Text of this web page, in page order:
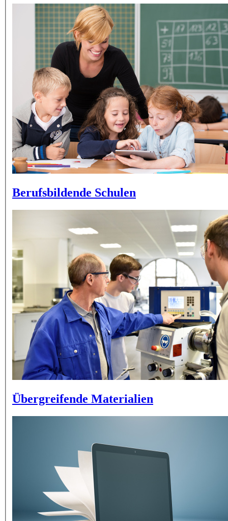
Berufsbildende Schulen
Übergreifende Materialien